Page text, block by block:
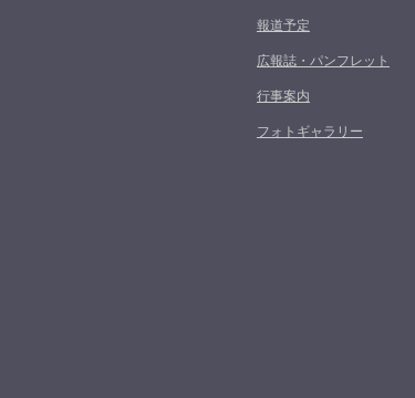
報道予定
広報誌・パンフレット
行事案内
フォトギャラリー